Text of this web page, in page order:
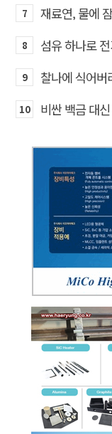
7 재료연, 물에
8 섬유 하나로
9
10 비싼 백금 대